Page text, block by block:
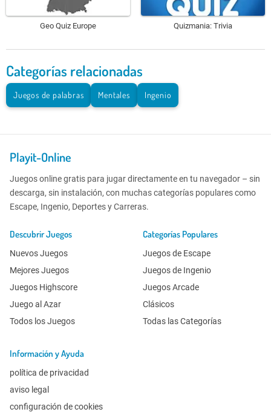
Geo Quiz Europe Quizmania: Trivia
Categorías relacionadas
Juegos de palabras Mentales Ingenio
Playit-Online
Juegos online gratis para jugar directamente en tu navegador – sin
descarga, sin instalación, con muchas categorías populares como
Escape, Ingenio, Deportes y Carreras.
Descubrir Juegos
Nuevos Juegos
Mejores Juegos
Juegos Highscore
Juego al Azar
Todos los Juegos
Categorías Populares
Juegos de Escape
Juegos de Ingenio
Juegos Arcade
Clásicos
Todas las Categorías
Información y Ayuda
política de privacidad
aviso legal
configuración de cookies